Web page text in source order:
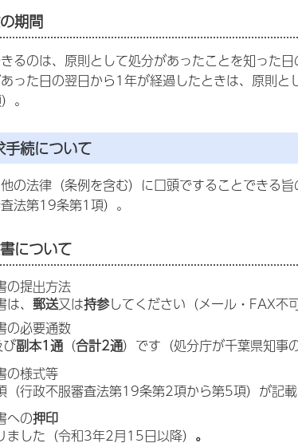
期間
るのは、原則として処分があったことを知った
った日の翌日から1年が経過したときは、原則
。
手続について
の法律（条例を含む）に口頭ですることできる旨
査法第19条第1項）。
について
の提出方法
は、郵送又は持参してください（メール・FAX不可
の必要通数
び副本1通 （合計2通）です（処分庁が千葉県知事
の様式等
（行政不服審査法第19条第2項から第5項）が記
への押印
ました（令和3年2月15日以降） 。